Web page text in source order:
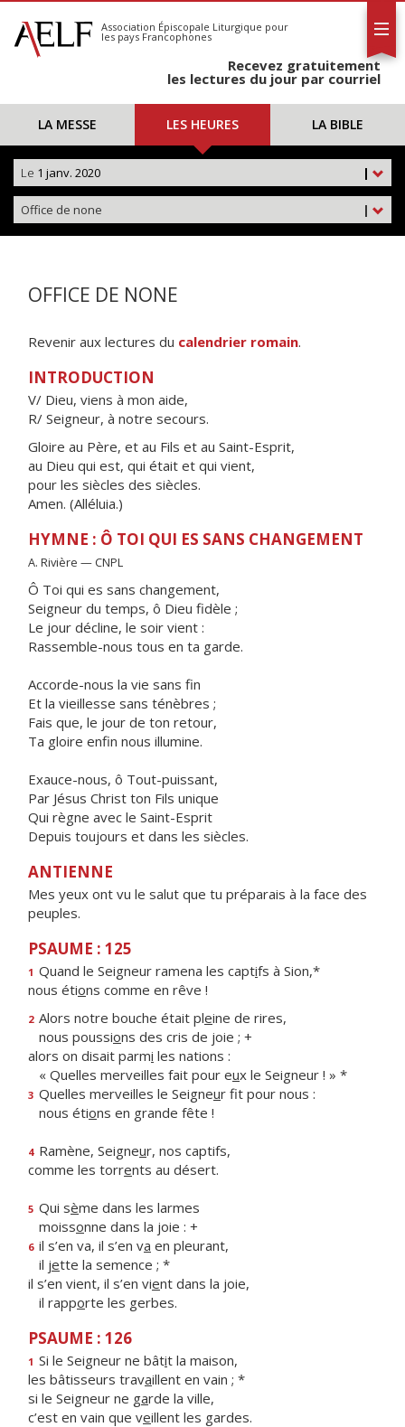
S'abonner
Calendrier
Association Épiscopale Liturgique pour
les pays Francophones
Recevez gratuitement
les lectures du jour par courriel
LA MESSE LES HEURES LA BIBLE
|
Le 1 janv. 2020
|
Office de none
OFFICE DE NONE
Revenir aux lectures du calendrier romain.
INTRODUCTION
V/ Dieu, viens à mon aide,
R/ Seigneur, à notre secours.
Gloire au Père, et au Fils et au Saint-Esprit,
au Dieu qui est, qui était et qui vient,
pour les siècles des siècles.
Amen. (Alléluia.)
HYMNE : Ô TOI QUI ES SANS CHANGEMENT
A. Rivière — CNPL
Ô Toi qui es sans changement,
Seigneur du temps, ô Dieu fidèle ;
Le jour décline, le soir vient :
Rassemble-nous tous en ta garde.
Accorde-nous la vie sans fin
Et la vieillesse sans ténèbres ;
Fais que, le jour de ton retour,
Ta gloire enfin nous illumine.
Exauce-nous, ô Tout-puissant,
Par Jésus Christ ton Fils unique
Qui règne avec le Saint-Esprit
Depuis toujours et dans les siècles.
ANTIENNE
Mes yeux ont vu le salut que tu préparais à la face des
peuples.
PSAUME : 125
1 Quand le Seigneur ramena les captifs à Sion,*
nous étions comme en rêve !
2 Alors notre bouche était pleine de rires,
nous poussions des cris de joie ; +
alors on disait parmi les nations :
« Quelles merveilles fait pour eux le Seigneur ! » *
3 Quelles merveilles le Seigneur fit pour nous :
nous étions en grande fête !
4 Ramène, Seigneur, nos captifs,
comme les torrents au désert.
5 Qui sème dans les larmes
moissonne dans la joie : +
6 il s’en va, il s’en va en pleurant,
il jette la semence ; *
il s’en vient, il s’en vient dans la joie,
il rapporte les gerbes.
PSAUME : 126
1 Si le Seigneur ne bâtit la maison,
les bâtisseurs travaillent en vain ; *
si le Seigneur ne garde la ville,
c’est en vain que veillent les gardes.